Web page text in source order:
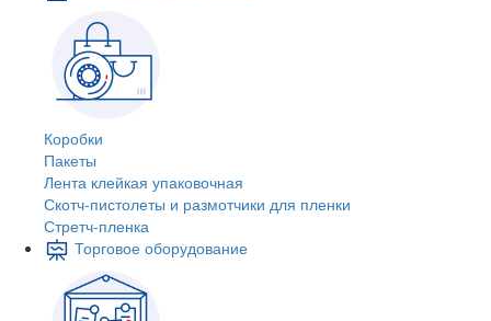
Коробки
Пакеты
Лента клейкая упаковочная
Скотч-пистолеты и размотчики для пленки
Стретч-пленка
Торговое оборудование